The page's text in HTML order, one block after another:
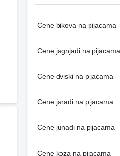
Cene bikova na pijacama
Cene jagnjadi na pijacama
Cene dviski na pijacama
Cene jaradi na pijacama
Cene junadi na pijacama
Cene koza na pijacama